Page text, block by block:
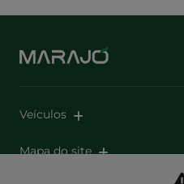
Veículos
Mapa do site